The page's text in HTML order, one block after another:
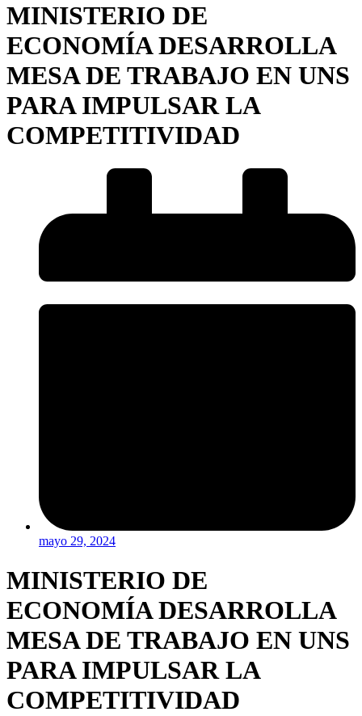
MINISTERIO DE
ECONOMÍA DESARROLLA
MESA DE TRABAJO EN UNS
PARA IMPULSAR LA
COMPETITIVIDAD
mayo 29, 2024
MINISTERIO DE
ECONOMÍA DESARROLLA
MESA DE TRABAJO EN UNS
PARA IMPULSAR LA
COMPETITIVIDAD